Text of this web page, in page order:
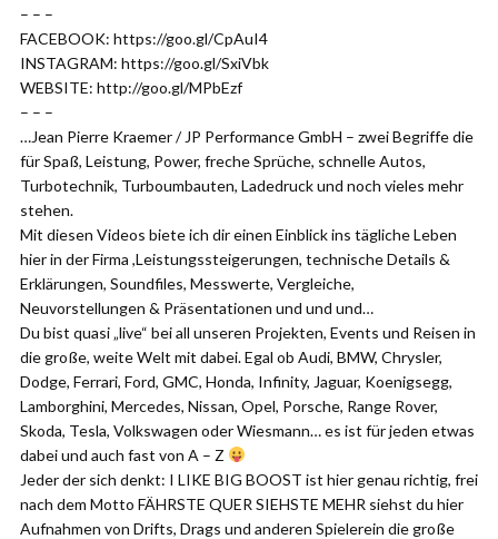
– – –
FACEBOOK: https://goo.gl/CpAuI4
INSTAGRAM: https://goo.gl/SxiVbk
WEBSITE: http://goo.gl/MPbEzf
– – –
…Jean Pierre Kraemer / JP Performance GmbH – zwei Begriffe die
für Spaß, Leistung, Power, freche Sprüche, schnelle Autos,
Turbotechnik, Turboumbauten, Ladedruck und noch vieles mehr
stehen.
Mit diesen Videos biete ich dir einen Einblick ins tägliche Leben
hier in der Firma ,Leistungssteigerungen, technische Details &
Erklärungen, Soundfiles, Messwerte, Vergleiche,
Neuvorstellungen & Präsentationen und und und…
Du bist quasi „live“ bei all unseren Projekten, Events und Reisen in
die große, weite Welt mit dabei. Egal ob Audi, BMW, Chrysler,
Dodge, Ferrari, Ford, GMC, Honda, Infinity, Jaguar, Koenigsegg,
Lamborghini, Mercedes, Nissan, Opel, Porsche, Range Rover,
Skoda, Tesla, Volkswagen oder Wiesmann… es ist für jeden etwas
dabei und auch fast von A – Z
Jeder der sich denkt: I LIKE BIG BOOST ist hier genau richtig, frei
nach dem Motto FÄHRSTE QUER SIEHSTE MEHR siehst du hier
Aufnahmen von Drifts, Drags und anderen Spielerein die große